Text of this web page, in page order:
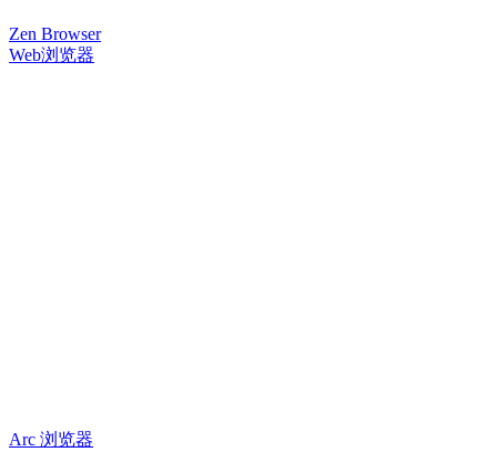
Zen Browser
Web浏览器
Arc 浏览器